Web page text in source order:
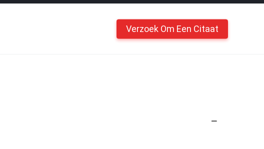
Verzoek Om Een Citaat